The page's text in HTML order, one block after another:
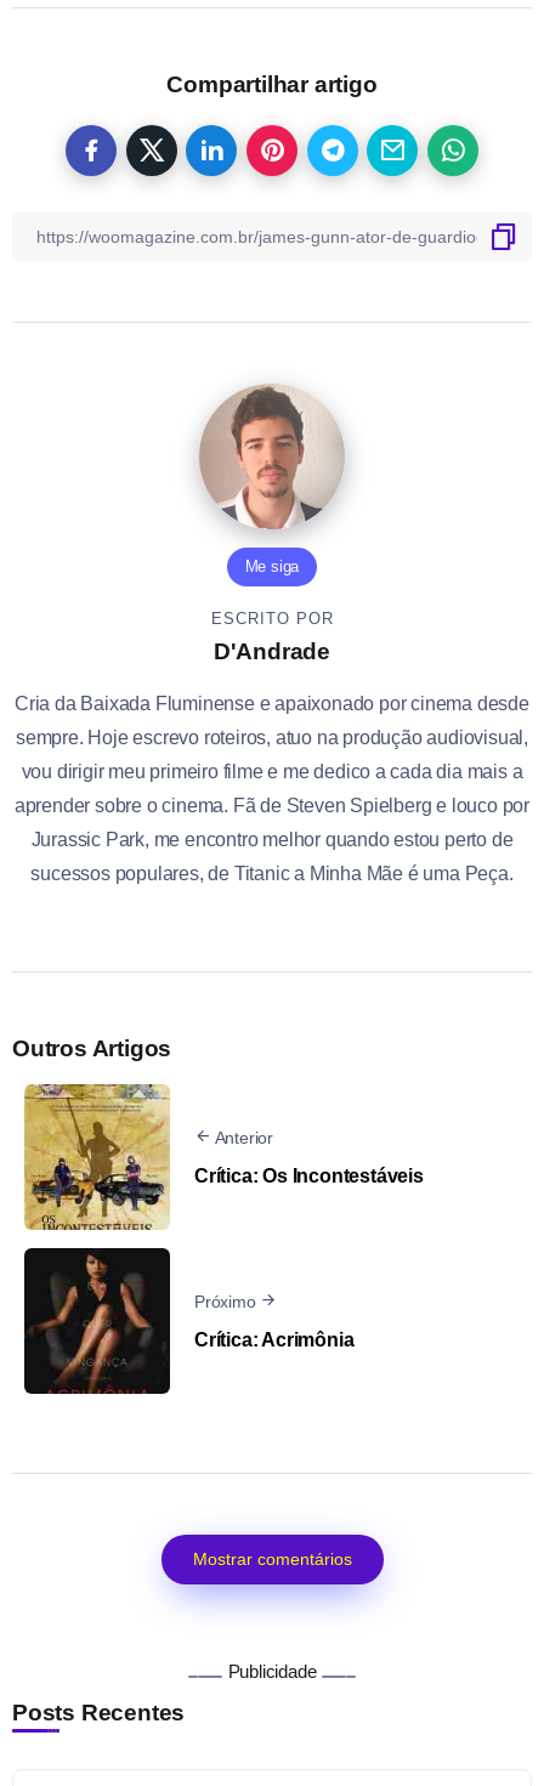
Compartilhar artigo
Me siga
ESCRITO POR
D'Andrade
Cria da Baixada Fluminense e apaixonado por cinema desde
sempre. Hoje escrevo roteiros, atuo na produção audiovisual,
vou dirigir meu primeiro filme e me dedico a cada dia mais a
aprender sobre o cinema. Fã de Steven Spielberg e louco por
Jurassic Park, me encontro melhor quando estou perto de
sucessos populares, de Titanic a Minha Mãe é uma Peça.
Outros Artigos
Anterior
Crítica: Os Incontestáveis
Próximo
Crítica: Acrimônia
Mostrar comentários
Publicidade
Posts Recentes